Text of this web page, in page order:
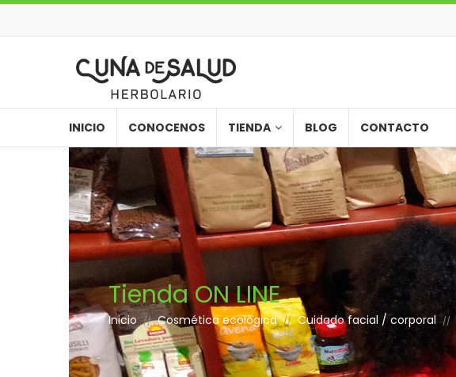
INICIO CONOCENOS TIENDA BLOG CONTACTO
Tienda ON LINE
Inicio // Cosmética ecológica // Cuidado facial / corporal //